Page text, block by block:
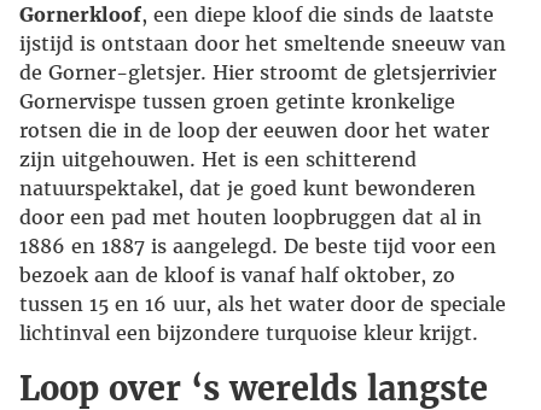
Gornerkloof, een diepe kloof die sinds de laatste
ijstijd is ontstaan door het smeltende sneeuw van
de Gorner-gletsjer. Hier stroomt de gletsjerrivier
Gornervispe tussen groen getinte kronkelige
rotsen die in de loop der eeuwen door het water
zijn uitgehouwen. Het is een schitterend
natuurspektakel, dat je goed kunt bewonderen
door een pad met houten loopbruggen dat al in
1886 en 1887 is aangelegd. De beste tijd voor een
bezoek aan de kloof is vanaf half oktober, zo
tussen 15 en 16 uur, als het water door de speciale
lichtinval een bijzondere turquoise kleur krijgt.
Loop over ‘s werelds langste